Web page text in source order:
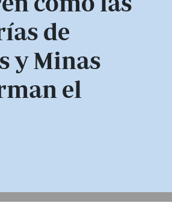
de
y Minas
el
atienden una explicación sobre